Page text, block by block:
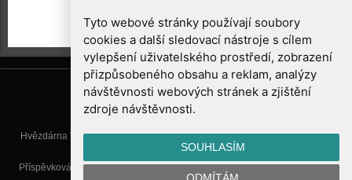
Tyto webové stránky používají soubory
cookies a další sledovací nástroje s cílem
vylepšení uživatelského prostředí, zobrazení
přizpůsobeného obsahu a reklam, analýzy
návštěvnosti webových stránek a zjištění
zdroje návštěvnosti.
SOUHLASÍM
Hvězdárna Valašské Meziříčí, příspěvková organizace, Vsetínská 78, 757
01 Valašské Meziříčí
Příspěvková organizace Zlínského kraje. Telefon:571 611 928, Mobil:777